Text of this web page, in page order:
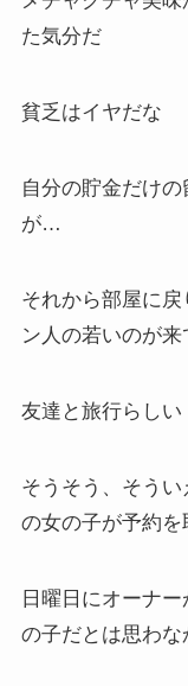
た気分だ
貧乏はイヤだな
自分の貯金だけ
が…
それから部屋に
ン人の若いのが来
友達と旅行らしい
そうそう、そう
の女の子が予約
日曜日にオーナ
の子だとは思わな